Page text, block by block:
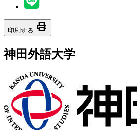
印刷する print
神田外語大学